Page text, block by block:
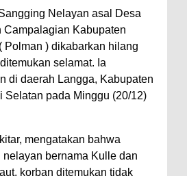
Nelayan asal Desa
Campalagian Kabupaten
Polman ) dikabarkan hilang
selamat. Ia
di daerah Langga, Kabupaten
Selatan pada Minggu (20/12)
mengatakan bahwa
nelayan bernama Kulle dan
korban ditemukan tidak